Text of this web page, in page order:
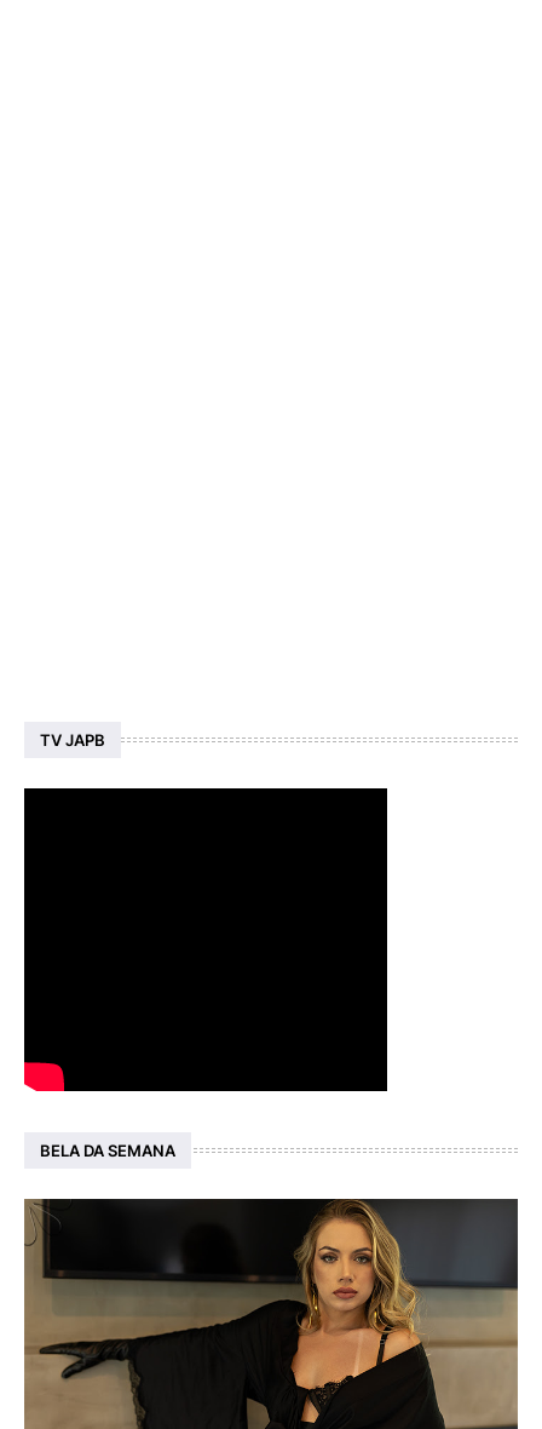
TV JAPB
BELA DA SEMANA